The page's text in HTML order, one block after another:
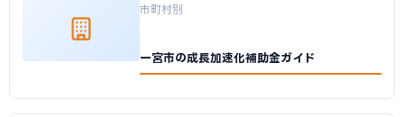
市町村別
一宮市の成長加速化補助金ガイド